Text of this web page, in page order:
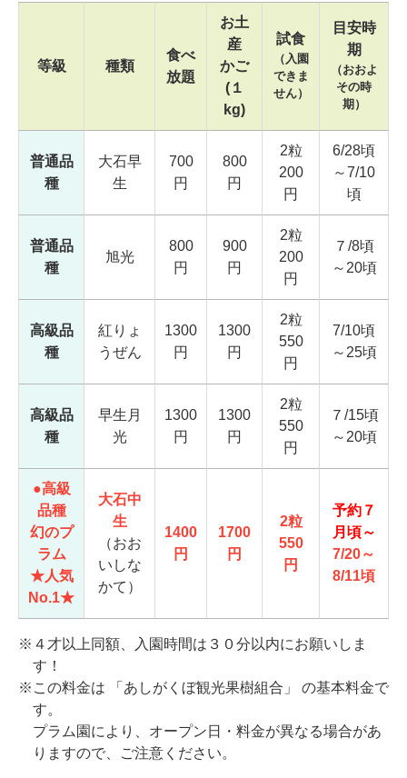
等級 種類
食べ
放題
お土
産
かご
(１
kg)
試食
（入園
できま
せん）
目安時
期
（おおよ
その時
期）
普通品
種
大石早
生
700
円
800
円
2粒
200
円
6/28頃
～7/10
頃
普通品
種
旭光
800
円
900
円
2粒
200
円
７/8頃
～20頃
高級品
種
紅りょ
うぜん
1300
円
1300
円
2粒
550
円
7/10頃
～25頃
高級品
種
早生月
光
1300
円
1300
円
2粒
550
円
７/15頃
～20頃
●高級
品種
幻のプ
ラム
★人気
No.1★
大石中
生
（おお
いしな
かて）
1400
円
1700
円
2粒
550
円
予約７
月頃～
7/20～
8/11頃
※４才以上同額、入園時間は３０分以内にお願いしま
す！
※この料金は 「あしがくぼ観光果樹組合」 の基本料金で
す。
プラム園により、オープン日・料金が異なる場合があ
りますので、ご注意ください。